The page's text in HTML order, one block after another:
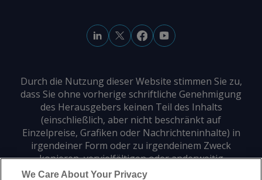
Durch die Nutzung dieser Website stimmen Sie zu,
dass Sie ohne vorherige schriftliche Genehmigung
des Herausgebers keinen Teil des Inhalts
(einschließlich, aber nicht beschränkt auf
Einzelpreise, Grafiken oder Nachrichteninhalte) in
irgendeiner Form oder zu irgendeinem Zweck
kopieren, vervielfältigen oder anderweitig
verwenden dürfen.
We Care About Your Privacy